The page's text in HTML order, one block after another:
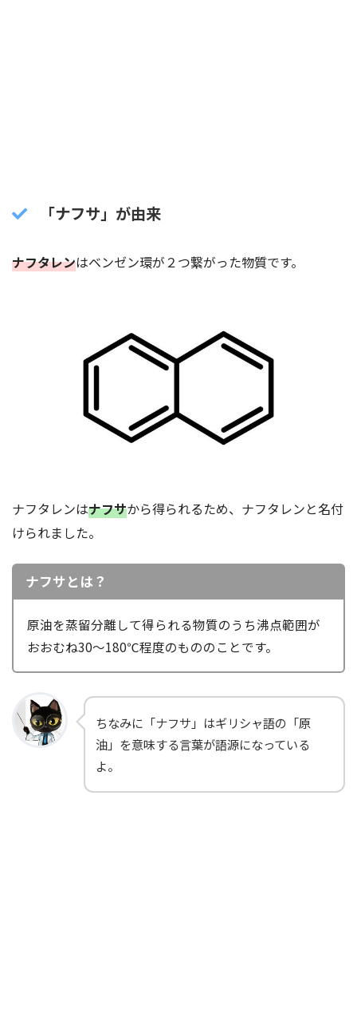
「ナフサ」が由来
ナフタレンはベンゼン環が２つ繋がった物質です。
ナフタレンはナフサから得られるため、ナフタレンと名付
けられました。
ナフサとは？
原油を蒸留分離して得られる物質のうち沸点範囲が
おおむね30～180℃程度のもののことです。
ちなみに「ナフサ」はギリシャ語の「原
油」を意味する言葉が語源になっている
よ。